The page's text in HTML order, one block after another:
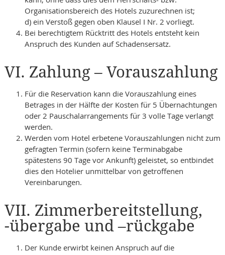
Organisationsbereich des Hotels zuzurechnen ist;
d) ein Verstoß gegen oben Klausel I Nr. 2 vorliegt.
Bei berechtigtem Rücktritt des Hotels entsteht kein
Anspruch des Kunden auf Schadensersatz.
VI. Zahlung – Vorauszahlung
Für die Reservation kann die Vorauszahlung eines
Betrages in der Hälfte der Kosten für 5 Übernachtungen
oder 2 Pauschalarrangements für 3 volle Tage verlangt
werden.
Werden vom Hotel erbetene Vorauszahlungen nicht zum
gefragten Termin (sofern keine Terminabgabe
spätestens 90 Tage vor Ankunft) geleistet, so entbindet
dies den Hotelier unmittelbar von getroffenen
Vereinbarungen.
VII. Zimmerbereitstellung,
-übergabe und –rückgabe
Der Kunde erwirbt keinen Anspruch auf die